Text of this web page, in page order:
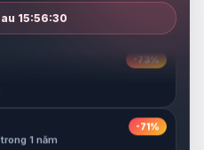
15:56:29
1 năm